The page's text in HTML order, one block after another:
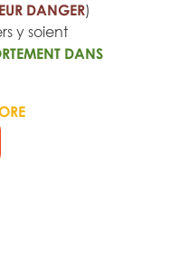
DANGER)
y soient
DANS